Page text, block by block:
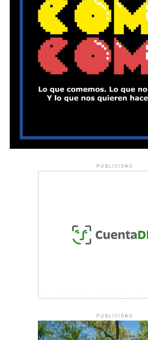
PUBLICIDAD
PUBLICIDAD